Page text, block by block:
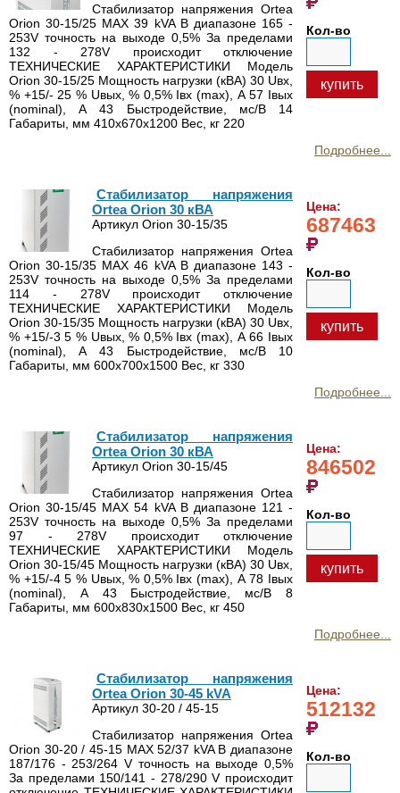
Кол-во
купить
Стабилизатор напряжения Ortea
Orion 30-15/25 MAX 39 kVA В диапазоне 165 -
253V точность на выходе 0,5% За пределами
132 - 278V происходит отключение
ТЕХНИЧЕСКИЕ ХАРАКТЕРИСТИКИ Модель
Orion 30-15/25 Мощность нагрузки (кВА) 30 Uвх,
% +15/- 25 % Uвых, % 0,5% Iвх (max), А 57 Iвых
(nominal), А 43 Быстродействие, мс/В 14
Габариты, мм 410х670х1200 Вес, кг 220
Подробнее...
Цена:
687463
Кол-во
купить
Стабилизатор напряжения
Ortea Orion 30 кВА
Артикул Orion 30-15/35
Стабилизатор напряжения Ortea
Orion 30-15/35 MAX 46 kVA В диапазоне 143 -
253V точность на выходе 0,5% За пределами
114 - 278V происходит отключение
ТЕХНИЧЕСКИЕ ХАРАКТЕРИСТИКИ Модель
Orion 30-15/35 Мощность нагрузки (кВА) 30 Uвх,
% +15/-3 5 % Uвых, % 0,5% Iвх (max), А 66 Iвых
(nominal), А 43 Быстродействие, мс/В 10
Габариты, мм 600х700х1500 Вес, кг 330
Подробнее...
Цена:
846502
Кол-во
купить
Стабилизатор напряжения
Ortea Orion 30 кВА
Артикул Orion 30-15/45
Стабилизатор напряжения Ortea
Orion 30-15/45 MAX 54 kVA В диапазоне 121 -
253V точность на выходе 0,5% За пределами
97 - 278V происходит отключение
ТЕХНИЧЕСКИЕ ХАРАКТЕРИСТИКИ Модель
Orion 30-15/45 Мощность нагрузки (кВА) 30 Uвх,
% +15/-4 5 % Uвых, % 0,5% Iвх (max), А 78 Iвых
(nominal), А 43 Быстродействие, мс/В 8
Габариты, мм 600х830х1500 Вес, кг 450
Подробнее...
Цена:
512132
Кол-во
Стабилизатор напряжения
Ortea Orion 30-45 kVA
Артикул 30-20 / 45-15
Стабилизатор напряжения Ortea
Orion 30-20 / 45-15 MAX 52/37 kVA В диапазоне
187/176 - 253/264 V точность на выходе 0,5%
За пределами 150/141 - 278/290 V происходит